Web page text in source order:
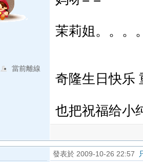
當前離線
茉莉姐。。。
奇隆生日快乐
也把祝福给小
發表於 2009-10-26 22:57